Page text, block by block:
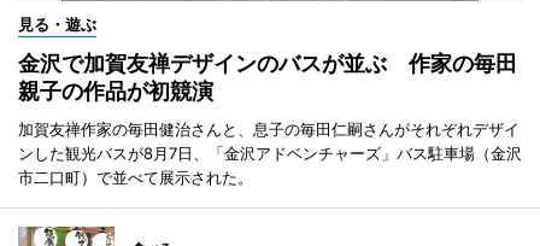
見る・遊ぶ
金沢で加賀友禅デザインのバスが並ぶ 作家の毎田
親子の作品が初競演
加賀友禅作家の毎田健治さんと、息子の毎田仁嗣さんがそれぞれデザイ
ンした観光バスが8月7日、「金沢アドベンチャーズ」バス駐車場（金沢
市二口町）で並べて展示された。